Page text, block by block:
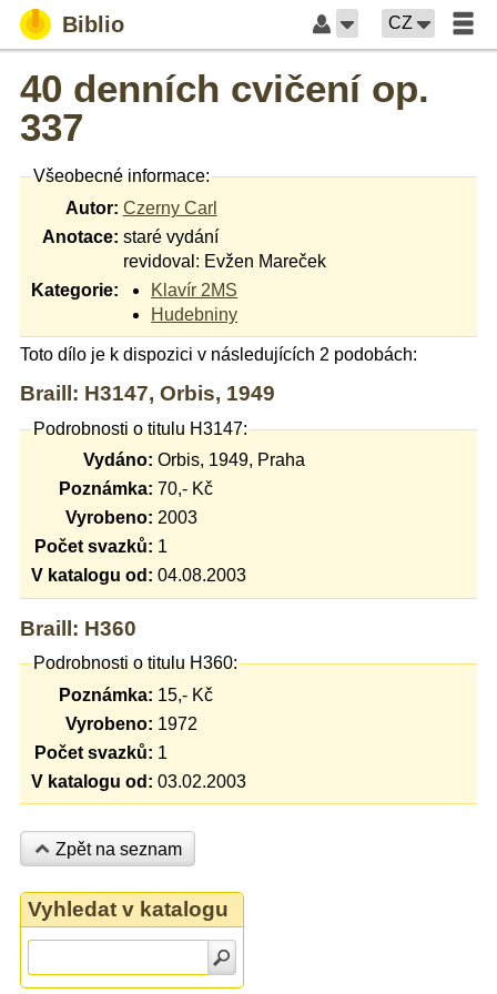
Biblio CZ
40 denních cvičení op.
337
Všeobecné informace:
Autor: Czerny Carl
Anotace: staré vydání
revidoval: Evžen Mareček
Kategorie:
Klavír 2MS
Hudebniny
Toto dílo je k dispozici v následujících 2 podobách:
Braill: H3147, Orbis, 1949
Podrobnosti o titulu H3147:
Vydáno: Orbis, 1949, Praha
Poznámka: 70,- Kč
Vyrobeno: 2003
Počet svazků: 1
V katalogu od: 04.08.2003
Braill: H360
Podrobnosti o titulu H360:
Poznámka: 15,- Kč
Vyrobeno: 1972
Počet svazků: 1
V katalogu od: 03.02.2003
Zpět na seznam
Vyhledat v katalogu